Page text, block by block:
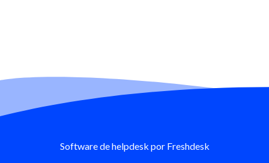
Software de helpdesk por Freshdesk